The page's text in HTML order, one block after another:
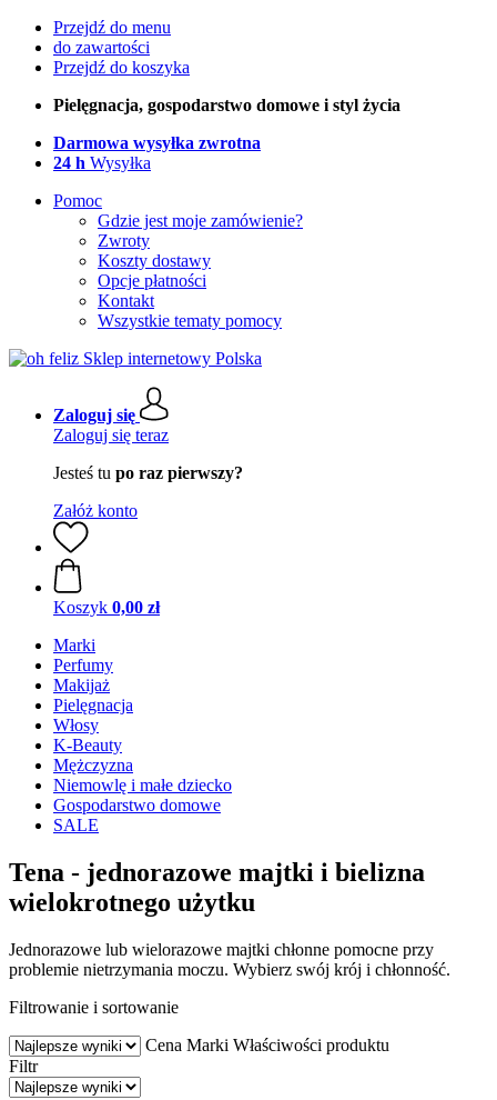
Przejdź do menu
do zawartości
Przejdź do koszyka
Pielęgnacja, gospodarstwo domowe i styl życia
Darmowa wysyłka zwrotna
24 h Wysyłka
Pomoc
Gdzie jest moje zamówienie?
Zwroty
Koszty dostawy
Opcje płatności
Kontakt
Wszystkie tematy pomocy
Zaloguj się
Zaloguj się teraz
Jesteś tu po raz pierwszy?
Załóż konto
Koszyk 0,00 zł
Marki
Perfumy
Makijaż
Pielęgnacja
Włosy
K-Beauty
Mężczyzna
Niemowlę i małe dziecko
Gospodarstwo domowe
SALE
Tena - jednorazowe majtki i bielizna
wielokrotnego użytku
Jednorazowe lub wielorazowe majtki chłonne pomocne przy
problemie nietrzymania moczu. Wybierz swój krój i chłonność.
Filtrowanie i sortowanie
Cena Marki Właściwości produktu
Filtr